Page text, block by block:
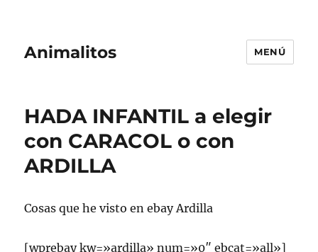
Animalitos MENÚ
HADA INFANTIL a elegir
con CARACOL o con
ARDILLA
Cosas que he visto en ebay Ardilla
[wprebay kw=»ardilla» num=»0″ ebcat=»all»]